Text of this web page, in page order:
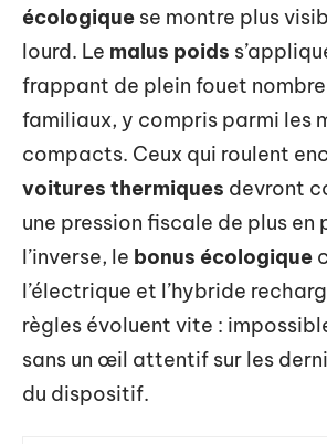
écologique se montre plus
lourd. Le malus poids
frappant de plein fouet nombre
familiaux, y compris parmi les
compacts. Ceux qui roulent
voitures thermiques devront
une pression fiscale de plus en
l’inverse, le bonus écologique
l’électrique et l’hybride
règles évoluent vite :
sans un œil attentif sur les
du dispositif.